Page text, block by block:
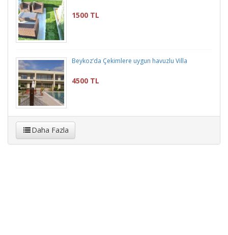
1500 TL
Beykoz’da Çekimlere uygun havuzlu Villa
4500 TL
Daha Fazla